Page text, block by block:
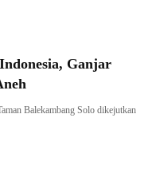
Ganjar
Balekambang Solo dikejutkan